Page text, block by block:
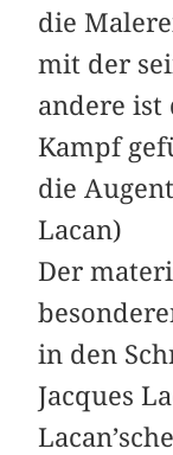
die
mit der
andere ist
Kampf
die
Lacan)
Der
in den
Jacques